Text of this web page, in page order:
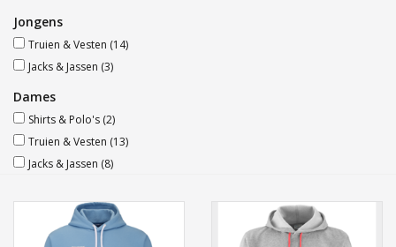
Jongens
Truien & Vesten (14)
Jacks & Jassen (3)
Dames
Shirts & Polo's (2)
Truien & Vesten (13)
Jacks & Jassen (8)